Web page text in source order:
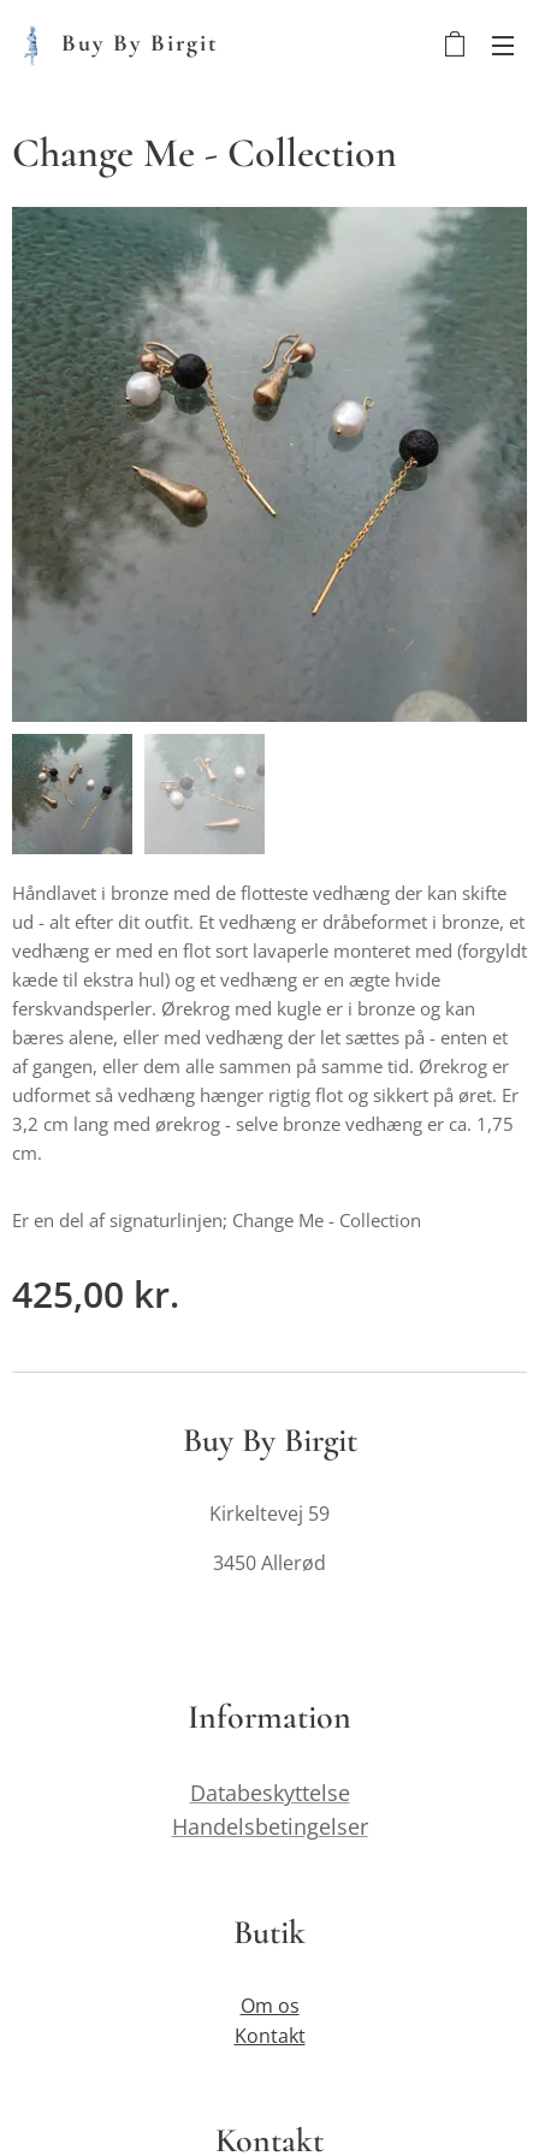
Buy By Birgit
Change Me - Collection
Håndlavet i bronze med de flotteste vedhæng der kan skifte
ud - alt efter dit outfit. Et vedhæng er dråbeformet i bronze, et
vedhæng er med en flot sort lavaperle monteret med (forgyldt
kæde til ekstra hul) og et vedhæng er en ægte hvide
ferskvandsperler. Ørekrog med kugle er i bronze og kan
bæres alene, eller med vedhæng der let sættes på - enten et
af gangen, eller dem alle sammen på samme tid. Ørekrog er
udformet så vedhæng hænger rigtig flot og sikkert på øret. Er
3,2 cm lang med ørekrog - selve bronze vedhæng er ca. 1,75
cm.
Er en del af signaturlinjen; Change Me - Collection
425,00 kr.
Buy By Birgit
Kirkeltevej 59
3450 Allerød
Information
Databeskyttelse
Handelsbetingelser
Butik
Om os
Kontakt
Kontakt